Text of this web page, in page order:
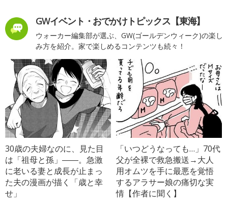
GWイベント・おでかけトピックス【東海】
ウォーカー編集部が選ぶ、GW(ゴールデンウィーク)の楽し
み方を紹介。家で楽しめるコンテンツも続々！
30歳の夫婦なのに、見た目
は「祖母と孫」――。急激
に老いる妻と成長が止まっ
た夫の漫画が描く「歳と幸
せ」
「いつどうなっても…」70代
父が全裸で救急搬送→大人
用オムツを手に最悪を覚悟
するアラサー娘の痛切な実
情【作者に聞く】